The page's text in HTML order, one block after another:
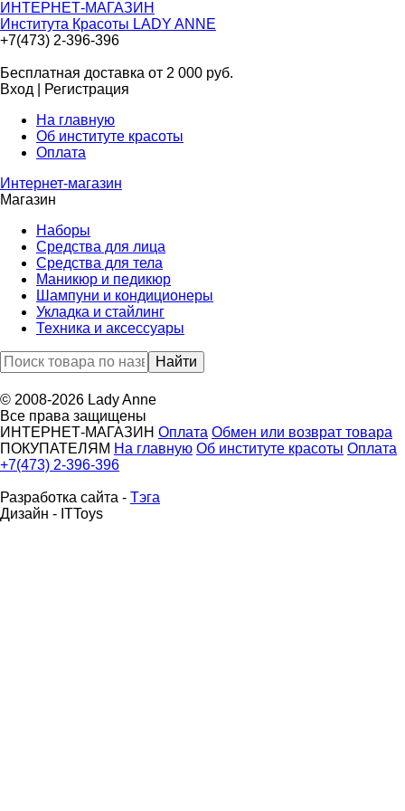
ИНТЕРНЕТ-МАГАЗИН
Института Красоты LADY ANNE
+7(473) 2-396-396
Бесплатная доставка от 2 000 руб.
Вход
Регистрация
На главную
Об институте красоты
Оплата
Интернет-магазин
Магазин
Наборы
Средства для лица
Средства для тела
Маникюр и педикюр
Шампуни и кондиционеры
Укладка и стайлинг
Техника и аксессуары
© 2008-2026 Lady Anne
Все права защищены
ИНТЕРНЕТ-МАГАЗИН Оплата Обмен или возврат товара
ПОКУПАТЕЛЯМ На главную Об институте красоты Оплата
+7(473) 2-396-396
Разработка сайта - Тэга
Дизайн - ITToys